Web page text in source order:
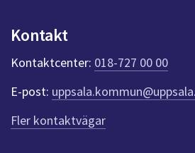
n
t
r
ö
Kontakt
Kontaktcenter: 018-727 00 00
E-post:
Fler kontaktvägar